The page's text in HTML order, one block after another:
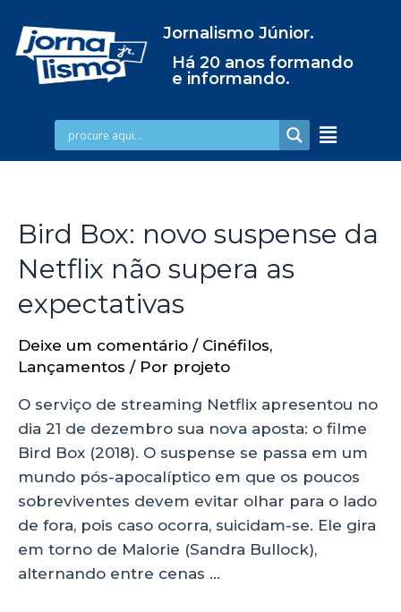
Jornalismo Júnior.
Há 20 anos formando
e informando.
Bird Box: novo suspense da
Netflix não supera as
expectativas
Deixe um comentário / Cinéfilos,
Lançamentos / Por projeto
O serviço de streaming Netflix apresentou no
dia 21 de dezembro sua nova aposta: o filme
Bird Box (2018). O suspense se passa em um
mundo pós-apocalíptico em que os poucos
sobreviventes devem evitar olhar para o lado
de fora, pois caso ocorra, suicidam-se. Ele gira
em torno de Malorie (Sandra Bullock),
alternando entre cenas …